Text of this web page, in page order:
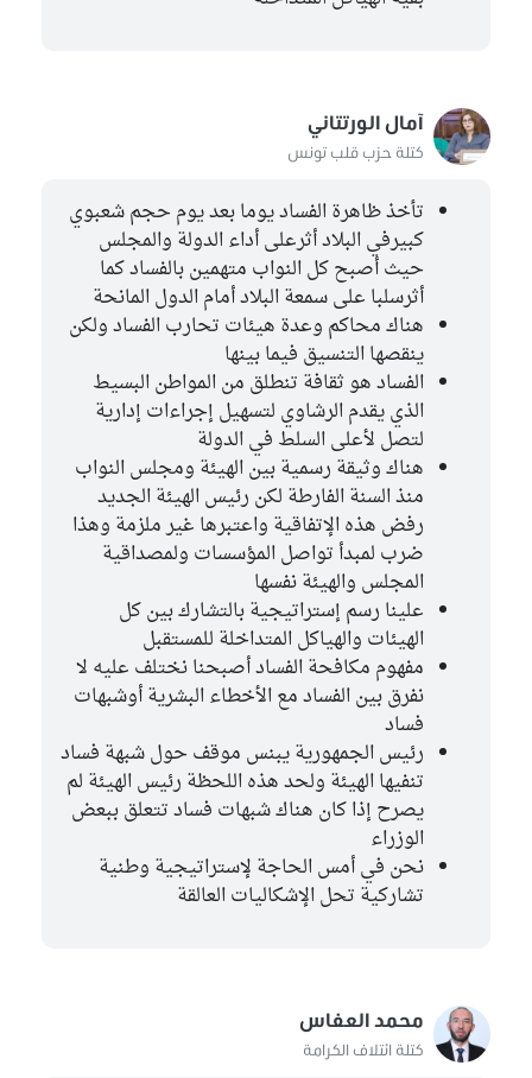
آمال الورتتاني
كتلة حزب قلب تونس
تأخذ ظاهرة الفساد يوما بعد يوم حجم شعبوي
كبيرفي البلاد أثرعلى أداء الدولة والمجلس
حيث أصبح كل النواب متهمين بالفساد كما
أثرسلبا على سمعة البلاد أمام الدول المانحة
هناك محاكم وعدة هيئات تحارب الفساد ولكن
ينقصها التنسيق فيما بينها
الفساد هو ثقافة تنطلق من المواطن البسيط
الذي يقدم الرشاوي لتسهيل إجراءات إدارية
لتصل لأعلى السلط في الدولة
هناك وثيقة رسمية بين الهيئة ومجلس النواب
منذ السنة الفارطة لكن رئيس الهيئة الجديد
رفض هذه الإتفاقية واعتبرها غير ملزمة وهذا
ضرب لمبدأ تواصل المؤسسات ولمصداقية
المجلس والهيئة نفسها
علينا رسم إستراتيجية بالتشارك بين كل
الهيئات والهياكل المتداخلة للمستقبل
مفهوم مكافحة الفساد أصبحنا نختلف عليه لا
نفرق بين الفساد مع الأخطاء البشرية أوشبهات
فساد
رئيس الجمهورية يبنس موقف حول شبهة فساد
تنفيها الهيئة ولحد هذه اللحظة رئيس الهيئة لم
يصرح إذا كان هناك شبهات فساد تتعلق ببعض
الوزراء
نحن في أمس الحاجة لإستراتيجية وطنية
تشاركية تحل الإشكاليات العالقة
محمد العفاس
كتلة ائتلاف الكرامة